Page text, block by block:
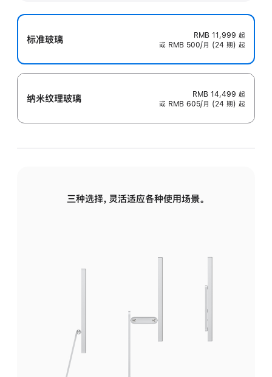
标准玻璃 RMB 11,999 起
或 RMB 500/月 (24 期) 起
纳米纹理玻璃 RMB 14,499 起
或 RMB 605/月 (24 期) 起
三种选择，灵活适应各种使用场景。